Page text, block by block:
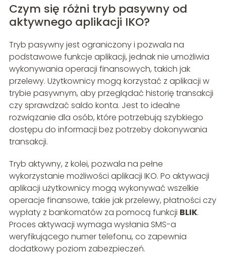
Czym się różni tryb pasywny od
aktywnego aplikacji IKO?
Tryb pasywny jest ograniczony i pozwala na
podstawowe funkcje aplikacji, jednak nie umożliwia
wykonywania operacji finansowych, takich jak
przelewy. Użytkownicy mogą korzystać z aplikacji w
trybie pasywnym, aby przeglądać historię transakcji
czy sprawdzać saldo konta. Jest to idealne
rozwiązanie dla osób, które potrzebują szybkiego
dostępu do informacji bez potrzeby dokonywania
transakcji.
Tryb aktywny, z kolei, pozwala na pełne
wykorzystanie możliwości aplikacji IKO. Po aktywacji
aplikacji użytkownicy mogą wykonywać wszelkie
operacje finansowe, takie jak przelewy, płatności czy
wypłaty z bankomatów za pomocą funkcji BLIK.
Proces aktywacji wymaga wysłania SMS-a
weryfikującego numer telefonu, co zapewnia
dodatkowy poziom zabezpieczeń.